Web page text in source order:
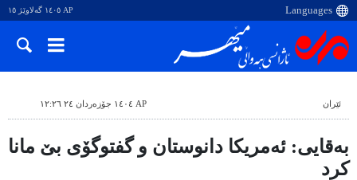
AP ١٤٠٥ گەلاوێژ ١٥
ئێران AP ١٤٠٤ جۆزەردان ٢٤ ١٢:٢٦
بەقایی: ئەمریکا دانوستان و گفتوگۆی بێ مانا
کرد